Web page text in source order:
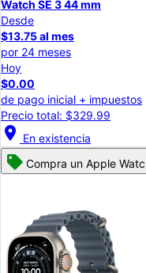
Watch SE 3 44 mm
Desde
$13.75 al mes
por 24 meses
Hoy
$0.00
de pago inicial + impuestos
Precio total: $329.99
location_on En existencia
Compra un Apple